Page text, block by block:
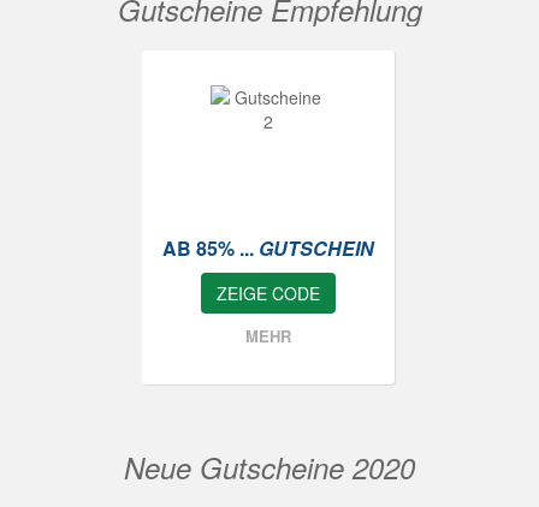
Gutscheine Empfehlung
AB 85% ... GUTSCHEIN
ZEIGE CODE
MEHR
Neue Gutscheine 2020